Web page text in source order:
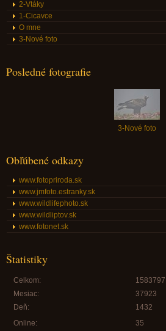
2-Vtáky
1-Cicavce
O mne
3-Nové foto
Posledné fotografie
3-Nové foto
Obľúbené odkazy
www.fotopriroda.sk
www.jmfoto.estranky.sk
www.wildlifephoto.sk
www.wildliptov.sk
www.fotonet.sk
Štatistiky
Online: 35
Celkom:
1583797
Mesiac:
37923
Deň:
1432